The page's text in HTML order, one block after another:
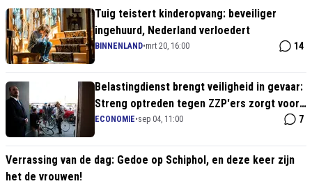
staat
Tuig teistert kinderopvang: beveiliger
ingehuurd, Nederland verloedert
BINNENLAND•mrt 20, 16:00 14
Belastingdienst brengt veiligheid in gevaar:
Streng optreden tegen ZZP'ers zorgt voor
beveiligingschaos!
ECONOMIE•sep 04, 11:00 7
Verrassing van de dag: Gedoe op Schiphol, en deze keer zijn
het de vrouwen!